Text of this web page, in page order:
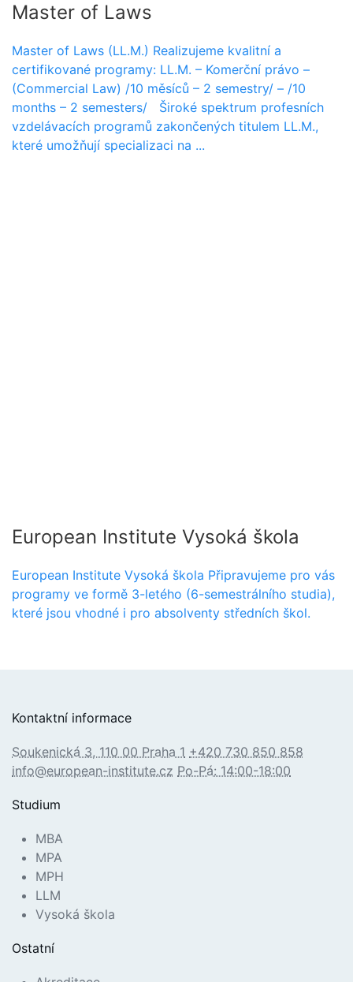
Master of Laws
Master of Laws (LL.M.) Realizujeme kvalitní a
certifikované programy: LL.M. – Komerční právo –
(Commercial Law) /10 měsíců – 2 semestry/ – /10
months – 2 semesters/ Široké spektrum profesních
vzdelávacích programů zakončených titulem LL.M.,
které umožňují specializaci na ...
European Institute Vysoká škola
European Institute Vysoká škola Připravujeme pro vás
programy ve formě 3-letého (6-semestrálního studia),
které jsou vhodné i pro absolventy středních škol.
Kontaktní informace
Soukenická 3, 110 00 Praha 1 +420 730 850 858
info@european-institute.cz Po-Pá: 14:00-18:00
Studium
MBA
MPA
MPH
LLM
Vysoká škola
Ostatní